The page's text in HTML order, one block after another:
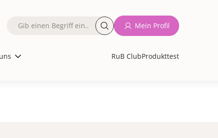
RuB ClubProdukttest
Fulltext
Mein Profil